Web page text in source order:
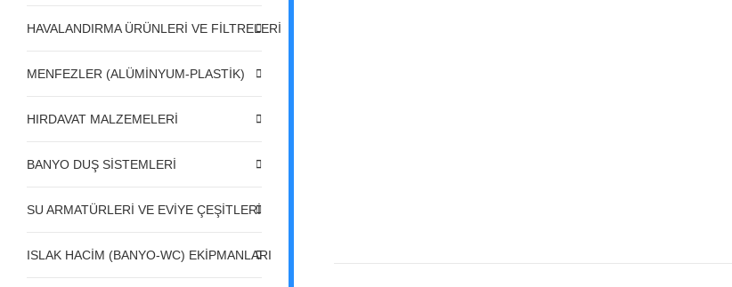
HAVALANDIRMA ÜRÜNLERİ VE FİLTRELERİ
MENFEZLER (ALÜMİNYUM-PLASTİK)
HIRDAVAT MALZEMELERİ
BANYO DUŞ SİSTEMLERİ
SU ARMATÜRLERİ VE EVİYE ÇEŞİTLERİ
ISLAK HACİM (BANYO-WC) EKİPMANLARI